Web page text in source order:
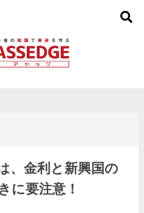
、金利と新興国の
に要注意！